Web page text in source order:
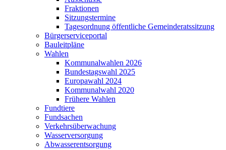
Fraktionen
Sitzungstermine
Tagesordnung öffentliche Gemeinderatssitzung
Bürgerserviceportal
Bauleitpläne
Wahlen
Kommunalwahlen 2026
Bundestagswahl 2025
Europawahl 2024
Kommunalwahl 2020
Frühere Wahlen
Fundtiere
Fundsachen
Verkehrsüberwachung
Wasserversorgung
Abwasserentsorgung